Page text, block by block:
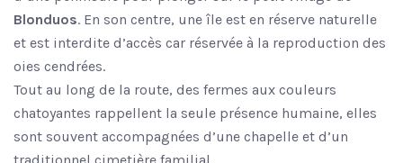
Blonduos. En son centre, une île est en réserve naturelle
et est interdite d’accès car réservée à la reproduction des
oies cendrées.
Tout au long de la route, des fermes aux couleurs
chatoyantes rappellent la seule présence humaine, elles
sont souvent accompagnées d’une chapelle et d’un